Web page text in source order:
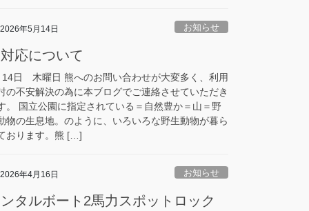
2026年5月14日 お知らせ
応について
14日 木曜日 熊へのお問い合わせが大変多く、利用
の不安解決の為に本ブログでご連絡させていただき
。 国立公園に指定されている＝自然豊か＝山＝野
物の生息地。のように、いろいろな野生動物が暮ら
おります。熊 […]
2026年4月16日 お知らせ
タルボート2馬力スポットロック